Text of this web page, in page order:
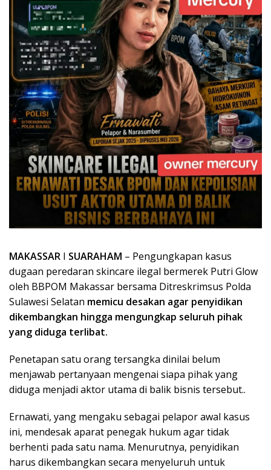
MAKASSAR I SUARAHAM – Pengungkapan kasus
dugaan peredaran skincare ilegal bermerek Putri Glow
oleh BBPOM Makassar bersama Ditreskrimsus Polda
Sulawesi Selatan memicu desakan agar penyidikan
dikembangkan hingga mengungkap seluruh pihak
yang diduga terlibat.
Penetapan satu orang tersangka dinilai belum
menjawab pertanyaan mengenai siapa pihak yang
diduga menjadi aktor utama di balik bisnis tersebut..
Ernawati, yang mengaku sebagai pelapor awal kasus
ini, mendesak aparat penegak hukum agar tidak
berhenti pada satu nama. Menurutnya, penyidikan
harus dikembangkan secara menyeluruh untuk